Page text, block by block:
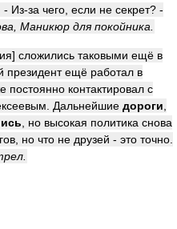
. - Из-за чего, если не секрет? -
Маникюр для покойника.
сложились таковыми ещё в
президент ещё работал в
контактировал с
Дальнейшие дороги
, но высокая политика снова
но что не друзей - это точно.